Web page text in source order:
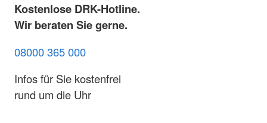
Kostenlose DRK-Hotline.
Wir beraten Sie gerne.
08000 365 000
Infos für Sie kostenfrei
rund um die Uhr